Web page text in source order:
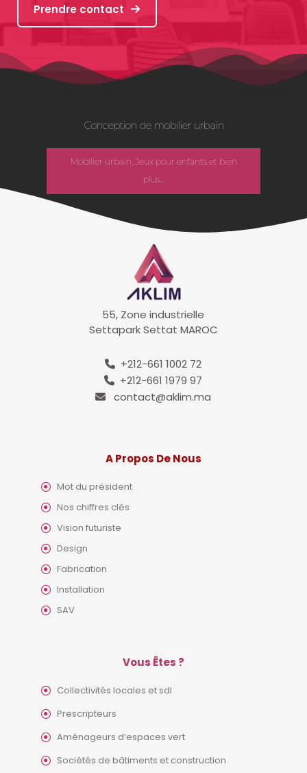
Prendre contact
Conception de mobilier urbain
Mobilier urbain, Jeux pour enfants et bien
plus...
55, Zone industrielle
Settapark Settat MAROC
+212-661 1002 72
+212-661 1979 97
contact@aklim.ma
A Propos De Nous
Mot du président
Nos chiffres clés
Vision futuriste
Design
Fabrication
Installation
SAV
Vous Êtes ?
Collectivités locales et sdl
Prescripteurs
Aménageurs d’espaces vert
Sociétés de bâtiments et construction